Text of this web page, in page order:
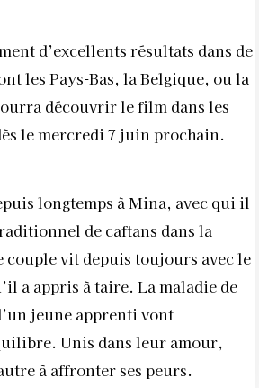
d’excellents résultats dans de
les Pays-Bas, la Belgique, ou la
découvrir le film dans les
le mercredi 7 juin prochain.
longtemps à Mina, avec qui il
de caftans dans la
couple vit depuis toujours avec le
a appris à taire. La maladie de
jeune apprenti vont
Unis dans leur amour,
à affronter ses peurs.